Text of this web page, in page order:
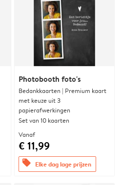
Photobooth foto's
Bedankkaarten | Premium kaart
met keuze uit 3
papierafwerkingen
Set van 10 kaarten
Vanaf
€ 11,99
offers Elke dag lage prijzen